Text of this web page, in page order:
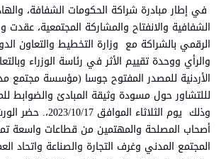
في إطار مبادرة شراكة الحكومات الشفافة،
الشفافية والانفتاح والمشاركة المجتمعية، عقدت
الرقمي بالشراكة مع وزارة التخطيط والتعاون
والرأي ووحدة تقييم الأثر في رئاسة الوزراء
الأردنية للمصدر المفتوح جوسا (مؤسسة مجتمع
لللتشاور حول مسودة وثيقة المبادئ والضوابط
وذلك يوم الثلاثاء
أصحاب المصلحة والمهتمين من قطاعات واسعة
المجتمع المدني وغرف التجارة والصناعة واتحاد